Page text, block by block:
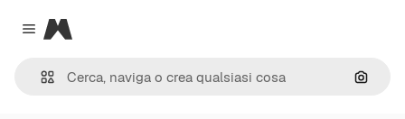
Close menu
Magnific
Cerca